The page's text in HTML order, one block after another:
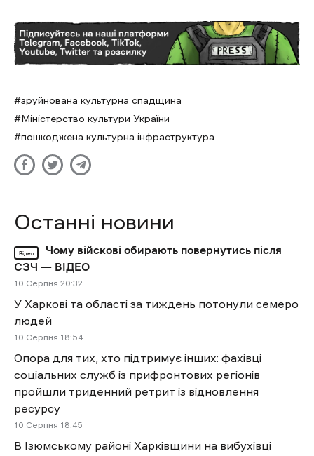
зруйнована культурна спадщина
Міністерство культури України
пошкоджена культурна інфраструктура
Останні новини
Відео
Чому війскові обирають повернутись після
СЗЧ — ВІДЕО
10 Cерпня 20:32
У Харкові та області за тиждень потонули семеро
людей
10 Cерпня 18:54
Опора для тих, хто підтримує інших: фахівці
соціальних служб із прифронтових регіонів
пройшли триденний ретрит із відновлення
ресурсу
10 Cерпня 18:45
В Ізюмському районі Харківщини на вибухівці